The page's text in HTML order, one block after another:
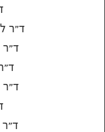
ד"ר
ד"ר
ד"ר
ד"ר